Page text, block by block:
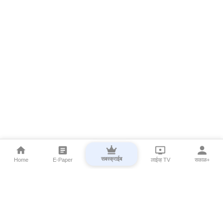
Home E-Paper सबस्क्राईब लाईव्ह TV सकाळ+